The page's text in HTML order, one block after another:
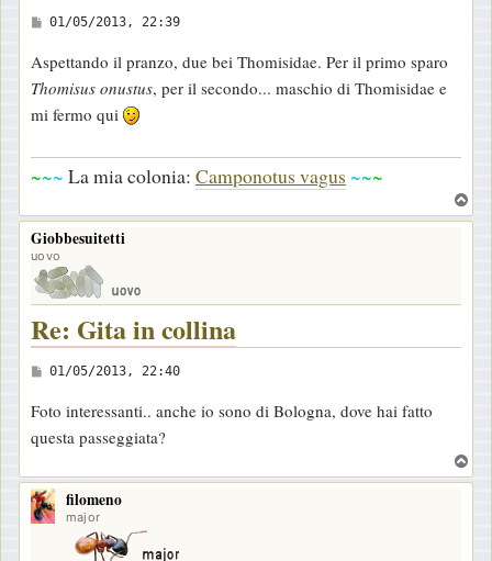
M
s
s
a
g
o
01/05/2013, 22:39
Aspettando il pranzo, due bei Thomisidae. Per il primo sparo
Thomisus onustus, per il secondo... maschio di Thomisidae e
mi fermo qui
~~~ La mia colonia: Camponotus vagus ~~~
o
Giobbesuitetti
uovo
Re: Gita in collina
M
s
s
a
g
g
01/05/2013, 22:40
Foto interessanti.. anche io sono di Bologna, dove hai fatto
questa passeggiata?
o
filomeno
major